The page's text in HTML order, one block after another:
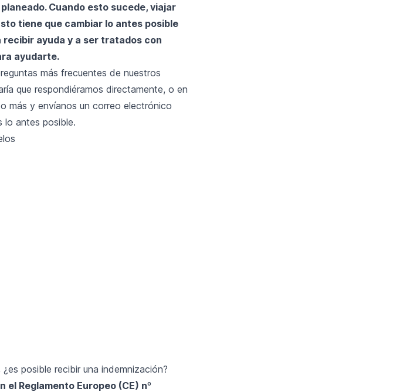
Cuando esto sucede, viajar
tiene que cambiar lo antes posible
ayuda y a ser tratados con
ayudarte.
más frecuentes de nuestros
que respondiéramos directamente, o en
más y envíanos un correo electrónico
lo antes posible.
posible recibir una indemnización?
el Reglamento Europeo (CE) nº